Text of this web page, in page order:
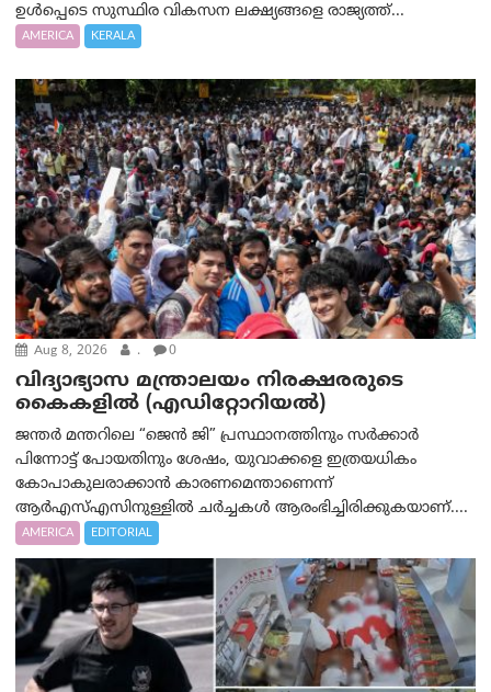
ഉൾപ്പെടെ സുസ്ഥിര വികസന ലക്ഷ്യങ്ങളെ രാജ്യത്ത്...
AMERICA KERALA
Aug 8, 2026 . 0
വിദ്യാഭ്യാസ മന്ത്രാലയം നിരക്ഷരരുടെ
കൈകളിൽ (എഡിറ്റോറിയല്‍)
ജന്തർ മന്തറിലെ “ജെൻ ജി” പ്രസ്ഥാനത്തിനും സർക്കാർ
പിന്നോട്ട് പോയതിനും ശേഷം, യുവാക്കളെ ഇത്രയധികം
കോപാകുലരാക്കാൻ കാരണമെന്താണെന്ന്
ആർ‌എസ്‌എസിനുള്ളിൽ ചർച്ചകൾ ആരംഭിച്ചിരിക്കുകയാണ്....
AMERICA EDITORIAL